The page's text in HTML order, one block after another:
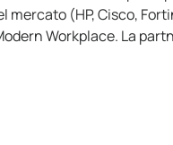
(HP, Cisco,
Workplace. La